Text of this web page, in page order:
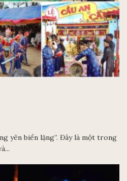
yên biển lặng”. Đây là một trong